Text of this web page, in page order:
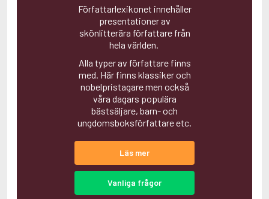
Adichie, Chimamanda Ngozi
Adler-Olsen, Jussi
Adlerbeth, Gudmund Jöran
Adolfsson, Gunnar
Författarlexikonet innehåller
presentationer av
skönlitterära författare från
hela världen.
Alla typer av författare finns
med. Här finns klassiker och
nobelpristagare men också
våra dagars populära
bästsäljare, barn- och
ungdomsboksförfattare etc.
Läs mer
Vanliga frågor